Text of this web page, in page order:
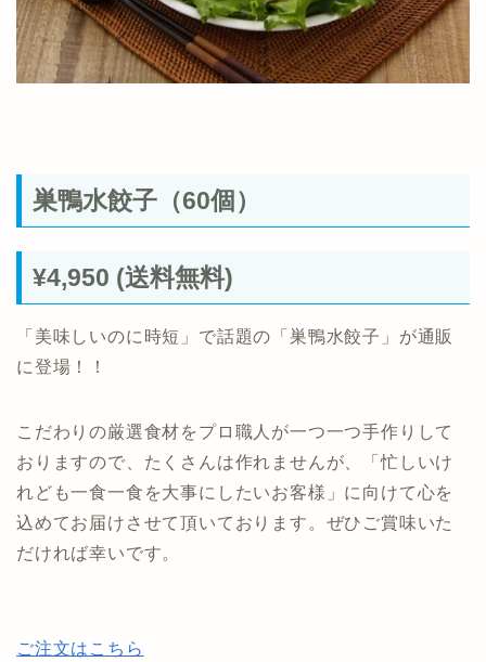
巣鴨水餃子（60個）
¥4,950 (送料無料)
「美味しいのに時短」で話題の「巣鴨水餃子」が通販
に登場！！
こだわりの厳選食材をプロ職人が一つ一つ手作りして
おりますので、たくさんは作れませんが、「忙しいけ
れども一食一食を大事にしたいお客様」に向けて心を
込めてお届けさせて頂いております。ぜひご賞味いた
だければ幸いです。
ご注文はこちら